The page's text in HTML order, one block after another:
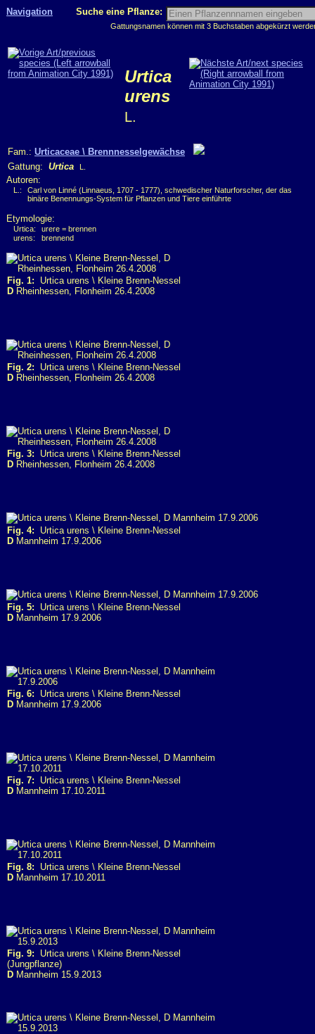
Navigation Suche eine Pflanze:
Gattungsnamen können mit 3 Buchstaben abgekürzt
Urtica
urens
L.
Fam.: Urticaceae \ Brennnesselgewächse
Gattung: Urtica L.
Autoren:
L.:
Carl von Linné (Linnaeus, 1707 - 1777), schwedischer Naturforscher, der das
binäre Benennungs-System für Pflanzen und Tiere einführte
Etymologie:
Urtica:
urere = brennen
urens:
brennend
Fig. 1: Urtica urens \ Kleine Brenn-Nessel
D Rheinhessen, Flonheim 26.4.2008
Fig. 2: Urtica urens \ Kleine Brenn-Nessel
D Rheinhessen, Flonheim 26.4.2008
Fig. 3: Urtica urens \ Kleine Brenn-Nessel
D Rheinhessen, Flonheim 26.4.2008
Fig. 4: Urtica urens \ Kleine Brenn-Nessel
D Mannheim 17.9.2006
Fig. 5: Urtica urens \ Kleine Brenn-Nessel
D Mannheim 17.9.2006
Fig. 6: Urtica urens \ Kleine Brenn-Nessel
D Mannheim 17.9.2006
Fig. 7: Urtica urens \ Kleine Brenn-Nessel
D Mannheim 17.10.2011
Fig. 8: Urtica urens \ Kleine Brenn-Nessel
D Mannheim 17.10.2011
Fig. 9: Urtica urens \ Kleine Brenn-Nessel
(Jungpflanze)
D Mannheim 15.9.2013